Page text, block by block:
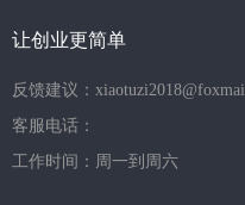
让创业更简单
反馈建议：
客服电话：
工作时间：周一到周六